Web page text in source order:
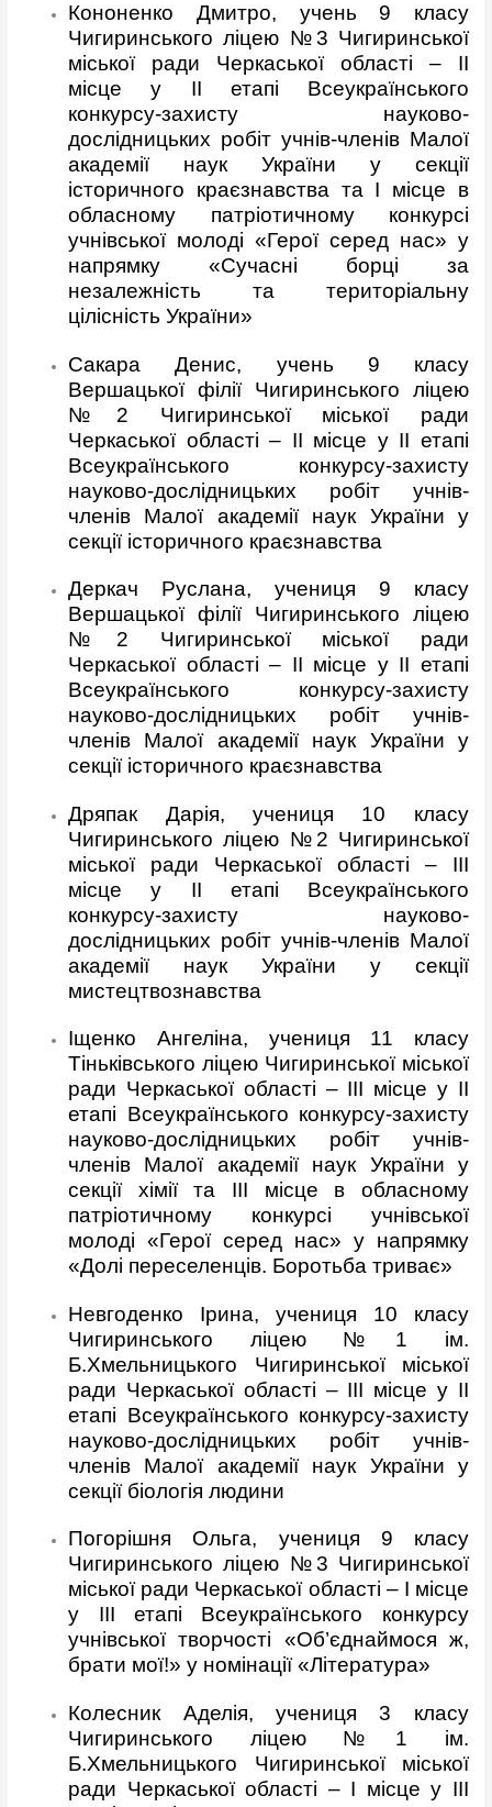
Кононенко Дмитро, учень 9 класу
Чигиринського ліцею №3 Чигиринської
міської ради Черкаської області – ІІ
місце у ІІ етапі Всеукраїнського
конкурсу-захисту науково-
дослідницьких робіт учнів-членів Малої
академії наук України у секції
історичного краєзнавства та І місце в
обласному патріотичному конкурсі
учнівської молоді «Герої серед нас» у
напрямку «Сучасні борці за
незалежність та територіальну
цілісність України»
Сакара Денис, учень 9 класу
Вершацької філії Чигиринського ліцею
№2 Чигиринської міської ради
Черкаської області – ІІ місце у ІІ етапі
Всеукраїнського конкурсу-захисту
науково-дослідницьких робіт учнів-
членів Малої академії наук України у
секції історичного краєзнавства
Деркач Руслана, учениця 9 класу
Вершацької філії Чигиринського ліцею
№2 Чигиринської міської ради
Черкаської області – ІІ місце у ІІ етапі
Всеукраїнського конкурсу-захисту
науково-дослідницьких робіт учнів-
членів Малої академії наук України у
секції історичного краєзнавства
Дряпак Дарія, учениця 10 класу
Чигиринського ліцею №2 Чигиринської
міської ради Черкаської області – ІІІ
місце у ІІ етапі Всеукраїнського
конкурсу-захисту науково-
дослідницьких робіт учнів-членів Малої
академії наук України у секції
мистецтвознавства
Іщенко Ангеліна, учениця 11 класу
Тіньківського ліцею Чигиринської міської
ради Черкаської області – ІІІ місце у ІІ
етапі Всеукраїнського конкурсу-захисту
науково-дослідницьких робіт учнів-
членів Малої академії наук України у
секції хімії та ІІІ місце в обласному
патріотичному конкурсі учнівської
молоді «Герої серед нас» у напрямку
«Долі переселенців. Боротьба триває»
Невгоденко Ірина, учениця 10 класу
Чигиринського ліцею №1 ім.
Б.Хмельницького Чигиринської міської
ради Черкаської області – ІІІ місце у ІІ
етапі Всеукраїнського конкурсу-захисту
науково-дослідницьких робіт учнів-
членів Малої академії наук України у
секції біологія людини
Погорішня Ольга, учениця 9 класу
Чигиринського ліцею №3 Чигиринської
міської ради Черкаської області – І місце
у ІІІ етапі Всеукраїнського конкурсу
учнівської творчості «Об’єднаймося ж,
брати мої!» у номінації «Література»
Колесник Аделія, учениця 3 класу
Чигиринського ліцею №1 ім.
Б.Хмельницького Чигиринської міської
ради Черкаської області – І місце у ІІІ